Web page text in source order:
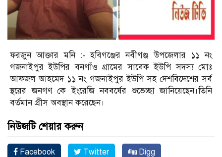
ফরজুন আক্তার মনি :- হবিগঞ্জের নবীগঞ্জ উপজেলার ১১ নং
গজনাইপুর ইউপির বনগাঁও গ্রামের সাবেক ইউপি সদস্য মোঃ
আফজল আহমেদ ১১ নং গজনাইপুর ইউপি সহ দেশবিদেশের সর্ব
স্থরের জনগণ কে ইংরেজি নববর্ষের শুভেচ্ছা জানিয়েছেন।তিনি
বর্তমান গ্রীস অবস্থান করেছেন।
নিউজটি শেয়ার করুন
Facebook Twitter Digg